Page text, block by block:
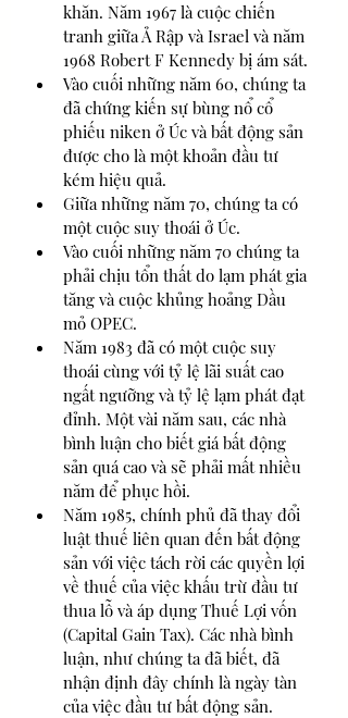
khăn. Năm 1967 là cuộc chiến
tranh giữa Ả Rập và Israel và năm
1968 Robert F Kennedy bị ám sát.
Vào cuối những năm 60, chúng ta
đã chứng kiến sự bùng nổ cổ
phiếu niken ở Úc và bất động sản
được cho là một khoản đầu tư
kém hiệu quả.
Giữa những năm 70, chúng ta có
một cuộc suy thoái ở Úc.
Vào cuối những năm 70 chúng ta
phải chịu tổn thất do lạm phát gia
tăng và cuộc khủng hoảng Dầu
mỏ OPEC.
Năm 1983 đã có một cuộc suy
thoái cùng với tỷ lệ lãi suất cao
ngất ngưỡng và tỷ lệ lạm phát đạt
đỉnh. Một vài năm sau, các nhà
bình luận cho biết giá bất động
sản quá cao và sẽ phải mất nhiều
năm để phục hồi.
Năm 1985, chính phủ đã thay đổi
luật thuế liên quan đến bất động
sản với việc tách rời các quyền lợi
về thuế của việc khấu trừ đầu tư
thua lỗ và áp dụng Thuế Lợi vốn
(Capital Gain Tax). Các nhà bình
luận, như chúng ta đã biết, đã
nhận định đây chính là ngày tàn
của việc đầu tư bất động sản.